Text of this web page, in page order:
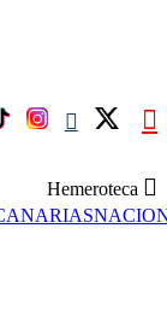
Hemeroteca